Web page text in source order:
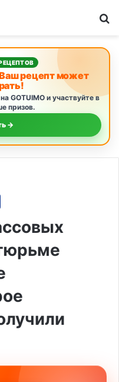
рецепт может
GOTUIMO и участвуйте в
призов.
→